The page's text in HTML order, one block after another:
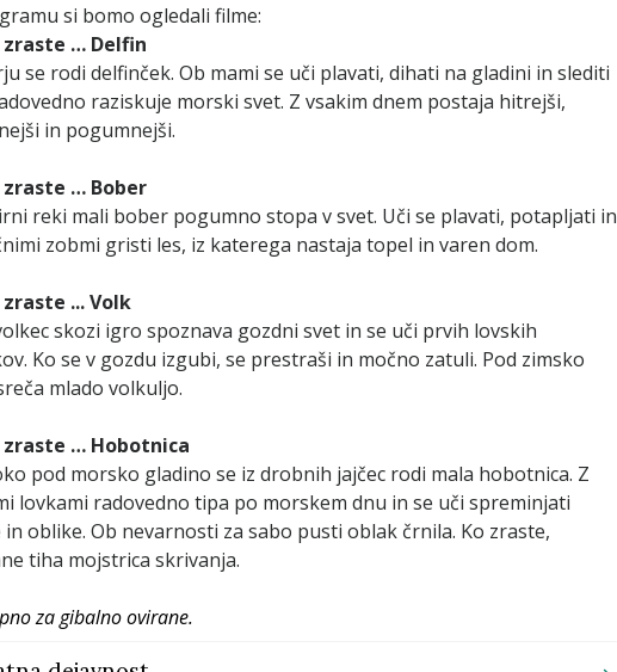
si bomo ogledali filme:
zraste … Delfin
se rodi delfinček. Ob mami se uči plavati, dihati na gladini in slediti
raziskuje morski svet. Z vsakim dnem postaja hitrejši,
in pogumnejši.
zraste … Bober
reki mali bober pogumno stopa v svet. Uči se plavati, potapljati in
zobmi gristi les, iz katerega nastaja topel in varen dom.
... Volk
skozi igro spoznava gozdni svet in se uči prvih lovskih
Ko se v gozdu izgubi, se prestraši in močno zatuli. Pod zimsko
mlado volkuljo.
zraste … Hobotnica
pod morsko gladino se iz drobnih jajčec rodi mala hobotnica. Z
lovkami radovedno tipa po morskem dnu in se uči spreminjati
in oblike. Ob nevarnosti za sabo pusti oblak črnila. Ko zraste,
tiha mojstrica skrivanja.
za gibalno ovirane.